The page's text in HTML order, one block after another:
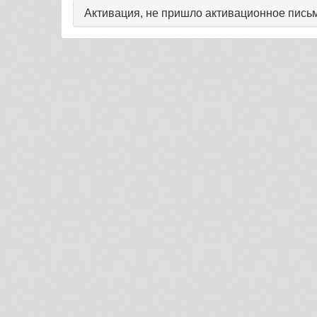
Активация, не пришло активационное